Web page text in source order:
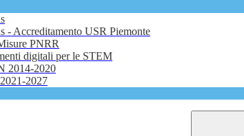
- Accreditamento USR Piemonte
PNRR
digitali per le STEM
2014-2020
2027